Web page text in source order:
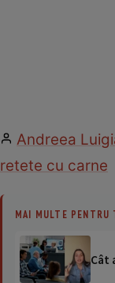
Andreea
retete cu carne
MAI MULTE PENTRU
Cât